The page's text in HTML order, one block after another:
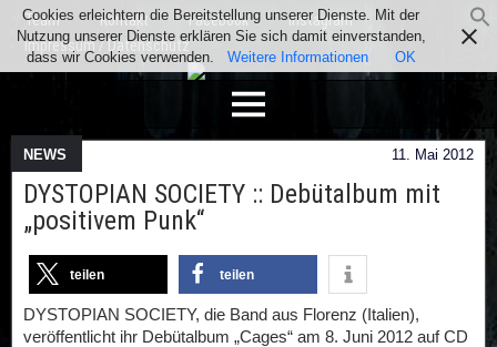
Team Kontakt Facebook
Instagram
Impressum / Datenschutz
NEWS 11. Mai 2012
DYSTOPIAN SOCIETY :: Debütalbum mit
„positivem Punk“
teilen teilen
DYSTOPIAN SOCIETY, die Band aus Florenz (Italien),
veröffentlicht ihr Debütalbum „Cages“ am 8. Juni 2012 auf CD
Cookies erleichtern die Bereitstellung unserer Dienste. Mit der
Nutzung unserer Dienste erklären Sie sich damit einverstanden,
dass wir Cookies verwenden.
Weitere Informationen OK